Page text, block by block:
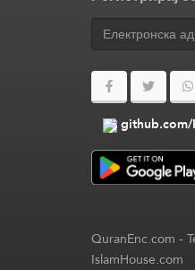
github.com/
QuranEnc.com-
IslamHouse.com